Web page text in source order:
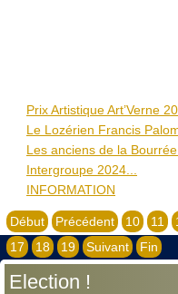
Prix Artistique Art’Verne
Le Lozérien Francis
Les anciens de la
Intergroupe 2024...
INFORMATION
Début Précédent 10 11
17
18 19 Suivant Fin
Election !